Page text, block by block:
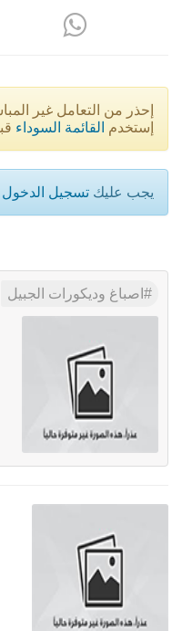
إحذر من التعامل غير
إستخدم القائمة السوداء
يجب عليك تسجيل الدخول
اصباغ وديكورات الجبيل